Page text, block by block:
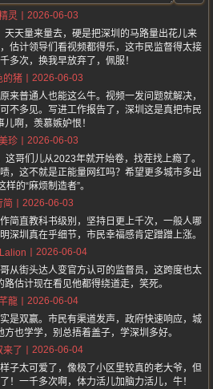
灵
2026-06-03
天天量来量去，硬是把深圳的马路量出花儿来
估计领导们看视频都得乐，这市民监督得太接
多次，换我早放弃了，佩服！
的猪
2026-06-03
来普通人也能这么牛。视频一发问题就解决，
不多见。写进工作报告了，深圳这是真把市民
儿啊，羡慕嫉妒恨！
珍
2026-06-03
哥们儿从2023年就开始卷，找茬找上瘾了。
，这不就是正能量网红吗？希望更多城市多出
样的“麻烦制造者”。
简
2026-06-03
简直教科书级别，坚持日更上千次，一般人哪
深圳真在乎细节，市民幸福感肯定蹭蹭上涨。
2026-06-04
从街头达人变官方认可的监督员，这跨度也太
估计现在看见他都得绕道走，笑死。
龍
2026-06-04
是双赢。市民有渠道发声，政府快速响应，城
也学学，别总捂着盖子，学深圳多好。
来了
2026-06-04
子太可爱了，像极了小区里较真的老大爷，但
！一千多次啊，体力活儿加脑力活儿，牛！